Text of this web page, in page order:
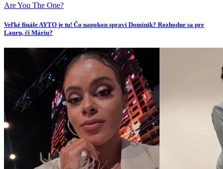
Are You The One?
Veľké finále AYTO je tu! Čo napokon spraví Dominik? Rozhodne sa pre
Lauru, či Máriu?